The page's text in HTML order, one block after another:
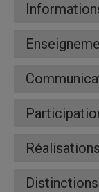
Réalisations
Distinctions